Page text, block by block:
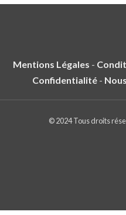
Mentions Légales -
Confidentialité-
© 2024 Tous droits